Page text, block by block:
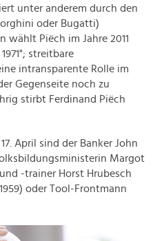
unter anderem durch den
oder Bugatti)
wählt Piëch im Jahre 2011
streitbare
intransparente Rolle im
Gegenseite noch zu
stirbt Ferdinand Piëch
April sind der Banker John
Margot
-trainer Horst Hrubesch
oder Tool-Frontmann